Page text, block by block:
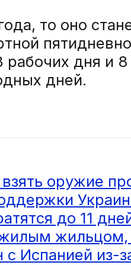
то оно
дня и 8
дней.
оружие
до 11
Испанией из-